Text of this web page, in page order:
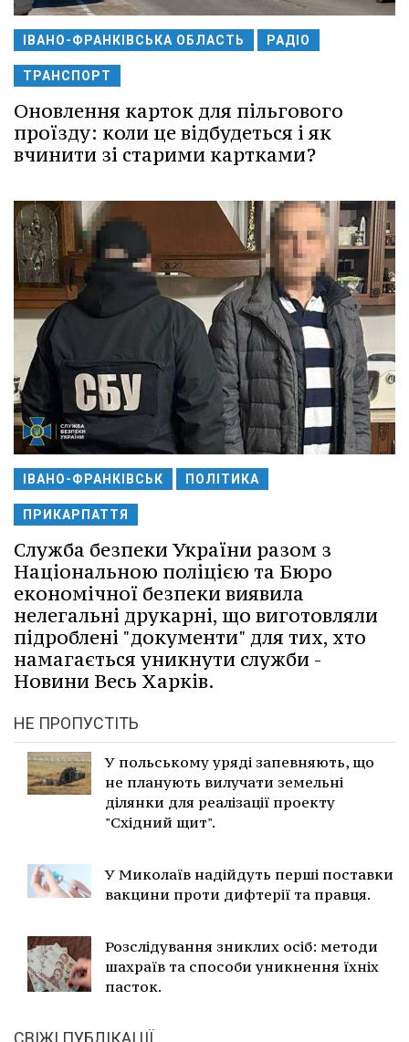
ІВАНО-ФРАНКІВСЬКА ОБЛАСТЬ РАДІО
ТРАНСПОРТ
Оновлення карток для пільгового
проїзду: коли це відбудеться і як
вчинити зі старими картками?
ІВАНО-ФРАНКІВСЬК ПОЛІТИКА
ПРИКАРПАТТЯ
Служба безпеки України разом з
Національною поліцією та Бюро
економічної безпеки виявила
нелегальні друкарні, що виготовляли
підроблені "документи" для тих, хто
намагається уникнути служби -
Новини Весь Харків.
НЕ ПРОПУСТІТЬ
У польському уряді запевняють, що
не планують вилучати земельні
ділянки для реалізації проекту
"Східний щит".
У Миколаїв надійдуть перші поставки
вакцини проти дифтерії та правця.
Розслідування зниклих осіб: методи
шахраїв та способи уникнення їхніх
пасток.